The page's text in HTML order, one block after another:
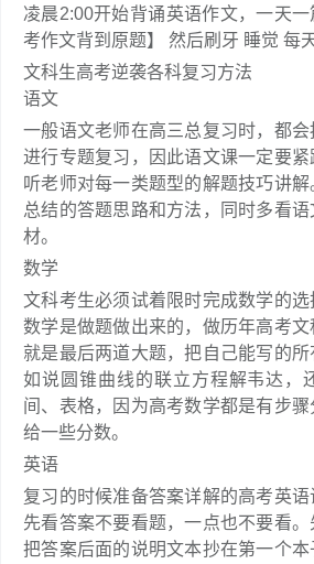
凌晨2:00开始背诵英语作文，一天
考作文背到原题】 然后刷牙 睡觉 每
文科生高考逆袭各科复习方法
语文
一般语文老师在高三总复习时，都
进行专题复习，因此语文课一定要
听老师对每一类题型的解题技巧讲
总结的答题思路和方法，同时多看
材。
数学
文科考生必须试着限时完成数学的选
数学是做题做出来的，做历年高考
就是最后两道大题，把自己能写的
如说圆锥曲线的联立方程解韦达，
间、表格，因为高考数学都是有步
给一些分数。
英语
复习的时候准备答案详解的高考英语
先看答案不要看题，一点也不要看
把答案后面的说明文本抄在第一个本